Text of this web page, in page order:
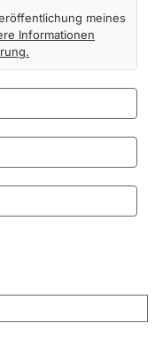
meines
Informationen